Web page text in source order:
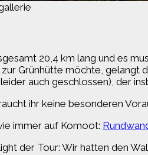
20,4 km lang und es
Grünhütte möchte, gelangt
auch geschlossen), der
ihr keine besonderen
immer auf Komoot:
der Tour: Wir hatten den